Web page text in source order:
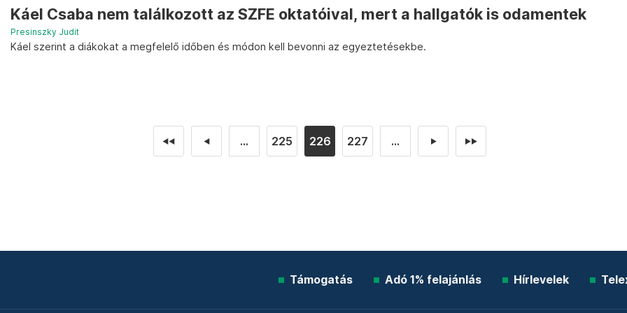
Káel Csaba nem találkozott az SZFE oktatóival, mert a hallgatók is odamentek
Presinszky Judit
Káel szerint a diákokat a megfelelő időben és módon kell bevonni az egyeztetésekbe.
◄◄ ◄ ... 225 226 227 ... ► ►►
Támogatás Adó 1% felajánlás Hírlevelek